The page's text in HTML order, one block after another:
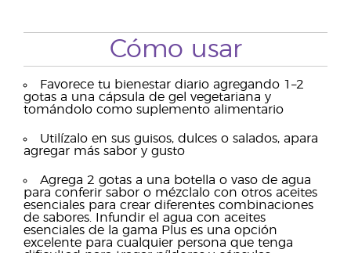
Cómo usar
Favorece tu bienestar diario agregando 1–2
gotas a una cápsula de gel vegetariana y
tomándolo como suplemento alimentario
Utilízalo en sus guisos, dulces o salados, apara
agregar más sabor y gusto
Agrega 2 gotas a una botella o vaso de agua
para conferir sabor o mézclalo con otros aceites
esenciales para crear diferentes combinaciones
de sabores. Infundir el agua con aceites
esenciales de la gama Plus es una opción
excelente para cualquier persona que tenga